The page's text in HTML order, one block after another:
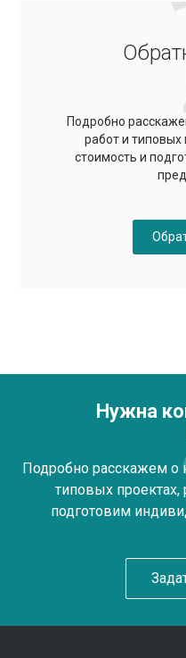
Подробно
работ и типовых
стоимость и
Нужна
Подробно расскажем о
типовых проектах,
подготовим